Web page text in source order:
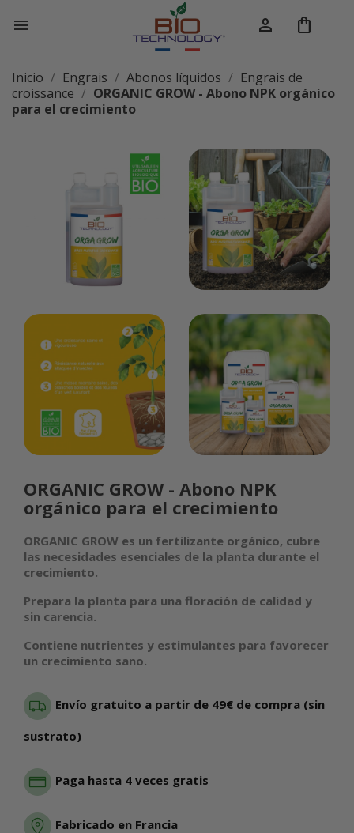
 person shopping_bag
Inicio Engrais Abonos líquidos
Engrais de
croissance
ORGANIC GROW - Abono NPK orgánico
para el crecimiento
ORGANIC GROW - Abono NPK
orgánico para el crecimiento
ORGANIC GROW es un fertilizante orgánico, cubre
las necesidades esenciales de la planta durante el
crecimiento.
Prepara la planta para una floración de calidad y
sin carencia.
Contiene nutrientes y estimulantes para favorecer
un crecimiento sano.
Envío gratuito a partir de 49€ de compra (sin
sustrato)
Paga hasta 4 veces gratis
Fabricado en Francia